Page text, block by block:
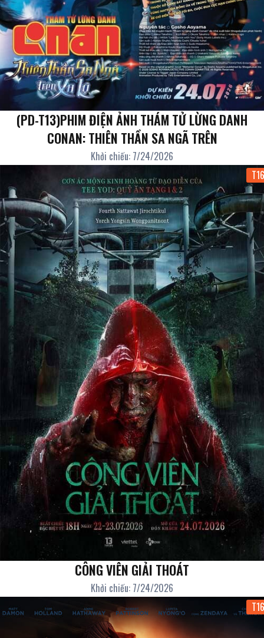
(PD-T13)PHIM ĐIỆN ẢNH THÁM TỬ LỪNG DANH
CONAN: THIÊN THẦN SA NGÃ TRÊN
Khởi chiếu: 7/24/2026
T16
CÔNG VIÊN GIẢI THOÁT
Khởi chiếu: 7/24/2026
T16